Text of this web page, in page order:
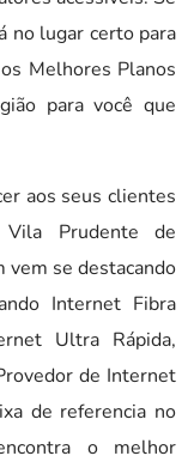
no lugar certo para
Melhores Planos
para você que
aos seus clientes
Prudente de
vem se destacando
Internet Fibra
Ultra Rápida,
de Internet
de referencia no
o melhor